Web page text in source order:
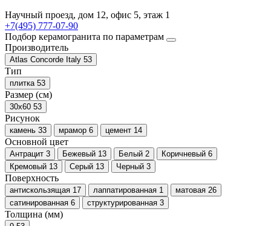
Научный проезд, дом 12, офис 5, этаж 1
+7(495) 777-07-90
Подбор керамогранита по параметрам
Производитель
Atlas Concorde Italy 53
Тип
плитка 53
Размер (см)
30x60 53
Рисунок
камень 33 мрамор 6 цемент 14
Основной цвет
Антрацит 3 Бежевый 13 Белый 2 Коричневый 6
Кремовый 13 Серый 13 Черный 3
Поверхность
антискользящая 17 лаппатированная 1 матовая 26
сатинированная 6 структурированная 3
Толщина (мм)